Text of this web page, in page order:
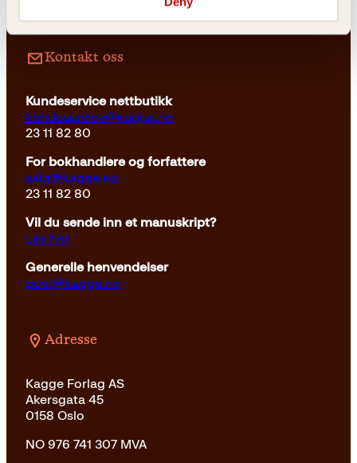
Kontakt oss
Kundeservice nettbutikk
kundeservice@kagge.no
23 11 82 80
For bokhandlere og forfattere
salg@kagge.no
23 11 82 80
Vil du sende inn et manuskript?
Les her
Generelle henvendelser
post@kagge.no
Adresse
Kagge Forlag AS
Akersgata 45
0158 Oslo
NO 976 741 307 MVA